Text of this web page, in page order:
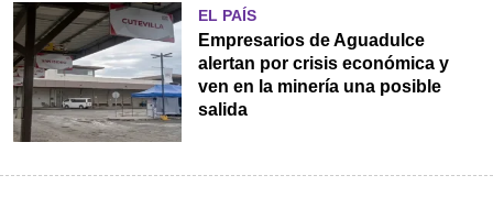
EL PAÍS
Empresarios de Aguadulce
alertan por crisis económica y
ven en la minería una posible
salida